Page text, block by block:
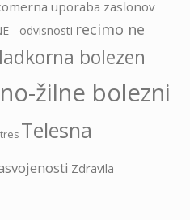
uporaba zaslonov
- odvisnosti recimo ne
bolezen
žilne bolezni
Telesna
Zdravila